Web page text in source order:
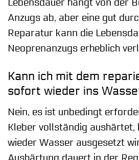
Lebensdauer hängt von der
Anzugs ab, aber eine gut
Reparatur kann die
Neoprenanzugs erheblich
Kann ich mit dem
sofort wieder ins
Nein, es ist unbedingt
Kleber vollständig aushärtet,
wieder Wasser ausgesetzt
Aushärtung dauert in der